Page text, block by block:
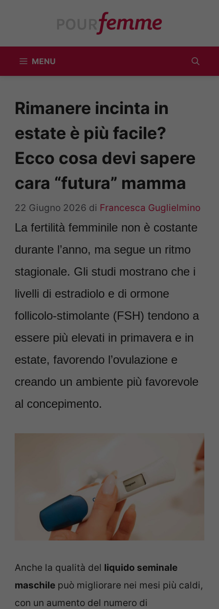
MENU
Rimanere incinta in
estate è più facile?
Ecco cosa devi sapere
cara “futura” mamma
22 Giugno 2026 di Francesca Guglielmino
La fertilità femminile non è costante
durante l’anno, ma segue un ritmo
stagionale. Gli studi mostrano che i
livelli di estradiolo e di ormone
follicolo-stimolante (FSH) tendono a
essere più elevati in primavera e in
estate, favorendo l’ovulazione e
creando un ambiente più favorevole
al concepimento.
Anche la qualità del liquido seminale
maschile può migliorare nei mesi più caldi,
con un aumento del numero di